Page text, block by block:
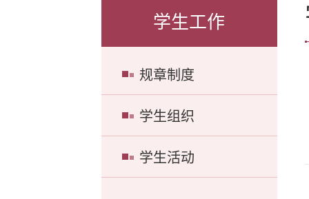
学生工作
规章制度
学生组织
学生活动